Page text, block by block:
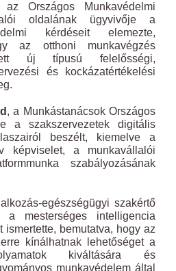
Országos Munkavédelmi
oldalának ügyvivője a
kérdéseit elemezte,
az otthoni munkavégzés
új típusú felelősségi,
és kockázatértékelési
, a Munkástanácsok Országos
a szakszervezetek digitális
beszélt, kiemelve a
képviselet, a munkavállalói
szabályozásának
egészségügyi szakértő
mesterséges intelligencia
ismertette, bemutatva, hogy az
kínálhatnak lehetőséget a
kiváltására és
munkavédelem által